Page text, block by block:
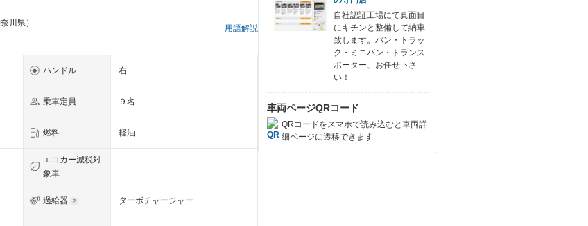
川県）
用語解説
ハンドル 右
乗車定員 ９名
燃料 軽油
エコカー減税対
象車
－
過給器 ターボチャージャー
自社認証工場にて真面目
にキチンと整備して納車
致します。バン・トラッ
ク・ミニバン・トランス
ポーター、お任せ下さ
い！
車両ページQRコード
QRコードをスマホで読み込むと車両詳
細ページに遷移できます